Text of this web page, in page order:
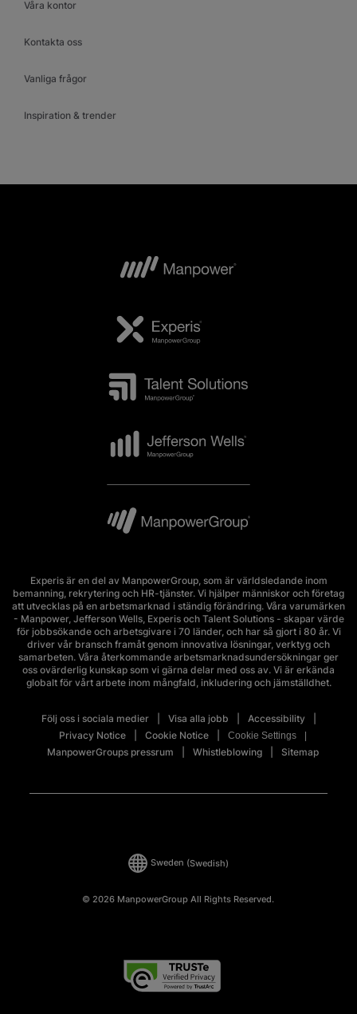
Våra kontor
Kontakta oss
Vanliga frågor
Inspiration & trender
Experis är en del av ManpowerGroup, som är världsledande inom
bemanning, rekrytering och HR-tjänster. Vi hjälper människor och företag
att utvecklas på en arbetsmarknad i ständig förändring. Våra varumärken
- Manpower, Jefferson Wells, Experis och Talent Solutions - skapar värde
för jobbsökande och arbetsgivare i 70 länder, och har så gjort i 80 år. Vi
driver vår bransch framåt genom innovativa lösningar, verktyg och
samarbeten. Våra återkommande arbetsmarknadsundersökningar ger
oss ovärderlig kunskap som vi gärna delar med oss av. Vi är erkända
globalt för vårt arbete inom mångfald, inkludering och jämställdhet.
Följ oss i sociala medier Visa alla jobb
Accessibility
Privacy Notice
Cookie Notice Cookie Settings
ManpowerGroups pressrum Whistleblowing Sitemap
© 2026 ManpowerGroup All Rights Reserved.
Sweden (Swedish)